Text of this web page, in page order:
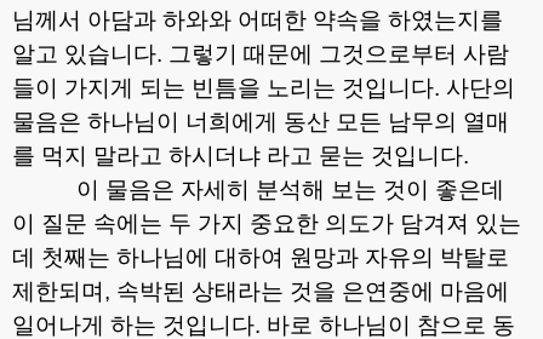
님께서 아담과 하와와 어떠한 약속을 하였는지를
알고 있습니다. 그렇기 때문에 그것으로부터 사람
들이 가지게 되는 빈틈을 노리는 것입니다. 사단의
물음은 하나님이 너희에게 동산 모든 남무의 열매
를 먹지 말라고 하시더냐 라고 묻는 것입니다.
이 물음은 자세히 분석해 보는 것이 좋은데
이 질문 속에는 두 가지 중요한 의도가 담겨져 있는
데 첫째는 하나님에 대하여 원망과 자유의 박탈로
제한되며 , 속박된 상태라는 것을 은연중에 마음에
일어나게 하는 것입니다. 바로 하나님이 참으로 동